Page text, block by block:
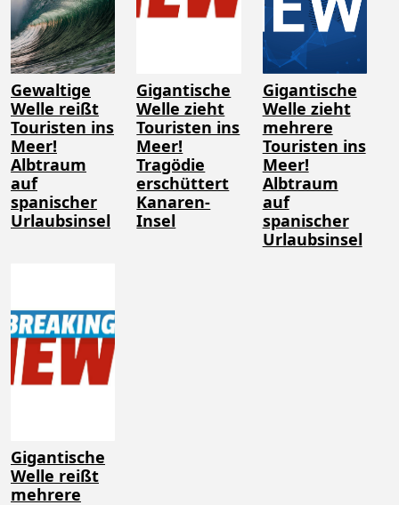
Gewaltige
Welle reißt
Touristen ins
Meer!
Albtraum
auf
spanischer
Urlaubsinsel
Gigantische
Welle zieht
Touristen ins
Meer!
Tragödie
erschüttert
Kanaren-
Insel
Gigantische
Welle zieht
mehrere
Touristen ins
Meer!
Albtraum
auf
spanischer
Urlaubsinsel
Gigantische
Welle reißt
mehrere